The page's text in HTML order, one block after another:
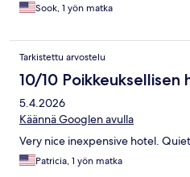
Sook, 1 yön matka
Tarkistettu arvostelu
10/10 Poikkeuksellisen
5.4.2026
Käännä Googlen avulla
Very nice inexpensive hotel.
Patricia, 1 yön matka